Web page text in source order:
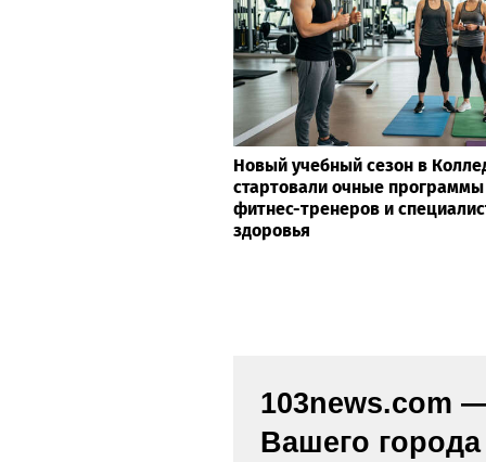
Новый учебный сезон в
стартовали очные программы
фитнес-тренеров и
здоровья
103news.com
Вашего